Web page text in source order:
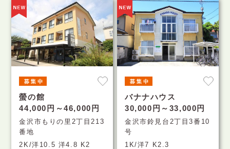
螢の館
44,000円～46,000円
金沢市もりの里2丁目213
番地
2K/洋10.5 洋4.8 K2
バナナハウス
30,000円～33,000円
金沢市鈴見台2丁目3番10
号
1K/洋7 K2.3